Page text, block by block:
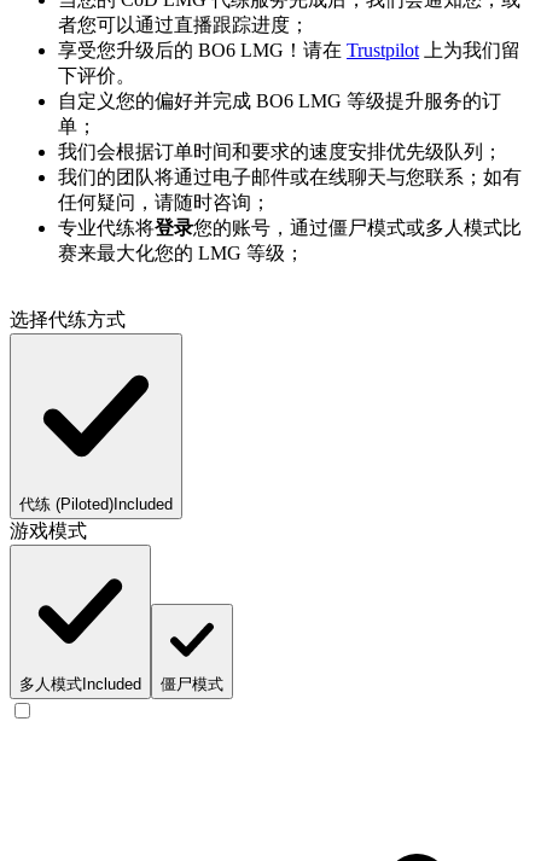
者您可以通过直播跟踪进度；
享受您升级后的 BO6 LMG！请在 Trustpilot 上为我们留
下评价。
自定义您的偏好并完成 BO6 LMG 等级提升服务的订
单；
我们会根据订单时间和要求的速度安排优先级队列；
我们的团队将通过电子邮件或在线聊天与您联系；如有
任何疑问，请随时咨询；
专业代练将登录您的账号，通过僵尸模式或多人模式比
赛来最大化您的 LMG 等级；
选择代练方式
代练 (Piloted) Included
游戏模式
多人模式 Included 僵尸模式